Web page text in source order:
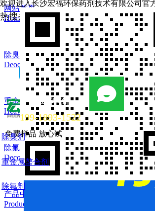
网站首页
Home
除臭剂
Deodorant
重金属螯合剂
Heavy metal chelatin
除氟剂
Decolorizer
产品中心
Products
欢迎进入长沙宏福环保药剂技术有限公司官
长沙宏福
除臭剂·除氟剂
热搜关键词：植物除臭剂、生物除臭剂
立即咨询
199-1893-1522
免费样品 放心试
除臭剂
重金属螯合剂
除氟剂